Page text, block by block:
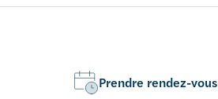
Prendre rendez-vous